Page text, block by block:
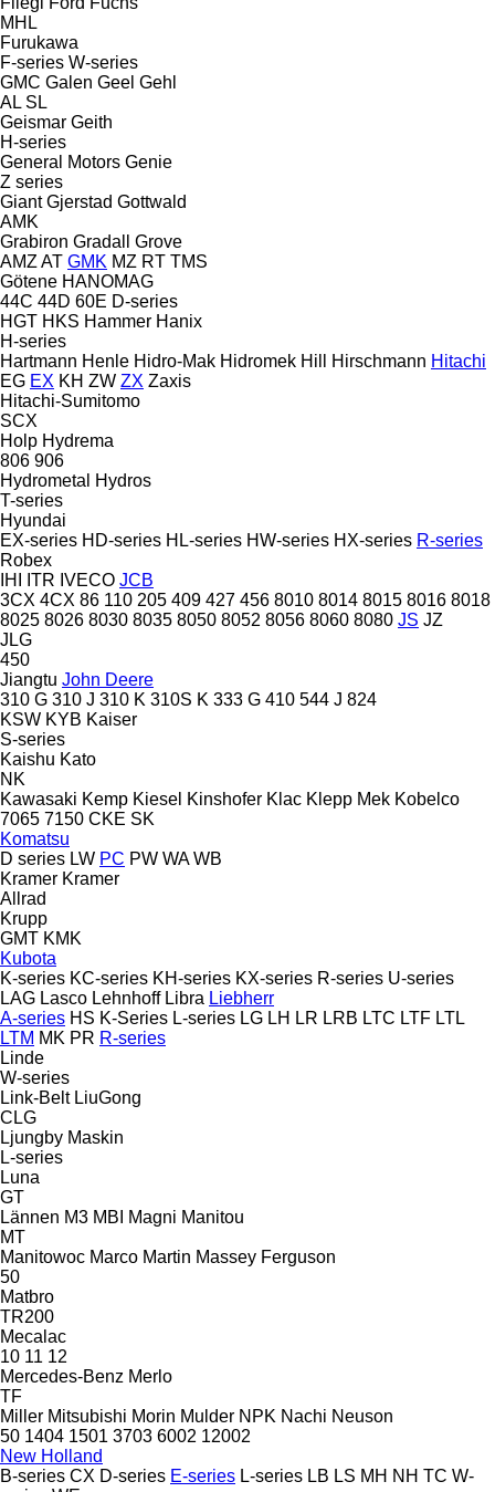
MHL
Furukawa
F-series W-series
GMC Galen Geel Gehl
AL SL
Geismar Geith
H-series
General Motors Genie
Z series
Giant Gjerstad Gottwald
AMK
Grabiron Gradall
Grove
AMZ AT GMK MZ RT TMS
Götene HANOMAG
44C 44D 60E D-series
HGT HKS Hammer Hanix
H-series
Hartmann Henle Hidro-Mak Hidromek Hill Hirschmann Hitachi
EG EX KH ZW ZX Zaxis
Hitachi-Sumitomo
SCX
Holp Hydrema
806 906
Hydrometal
Hydros
T-series
Hyundai
EX-series HD-series HL-series HW-series HX-series R-series
Robex
IHI
ITR IVECO JCB
3CX 4CX 86 110 205 409 427 456 8010 8014 8015 8016 8018
8025 8026 8030 8035 8050 8052 8056 8060 8080 JS JZ
JLG
450
Jiangtu John Deere
310 G 310 J 310 K 310S K 333 G 410 544 J 824
KSW KYB Kaiser
S-series
Kaishu Kato
NK
Kawasaki Kemp Kiesel Kinshofer Klac Klepp Mek Kobelco
7065 7150 CKE SK
Komatsu
D series LW PC PW WA WB
Kramer Kramer
Allrad
Krupp
GMT KMK
Kubota
K-series KC-series KH-series KX-series R-series U-series
LAG Lasco Lehnhoff Libra Liebherr
A-series HS K-Series L-series LG LH LR LRB LTC LTF LTL
LTM MK PR R-series
Linde
W-series
Link-Belt LiuGong
CLG
Ljungby Maskin
L-series
Luna
GT
Lännen M3 MBI Magni Manitou
MT
Manitowoc Marco Martin Massey Ferguson
50
Matbro
TR200
Mecalac
10 11 12
Mercedes-Benz Merlo
TF
Miller Mitsubishi Morin Mulder NPK Nachi Neuson
50 1404 1501 3703 6002 12002
New Holland
B-series CX D-series E-series L-series LB LS MH NH TC W-